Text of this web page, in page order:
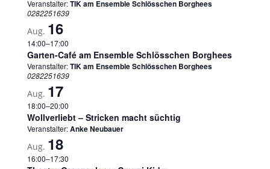
Veranstalter:TIK am Ensemble Schlösschen Borghees
0282251639
Aug. 16
14:00–17:00
Garten-Café am Ensemble Schlösschen Borghees
Veranstalter:TIK am Ensemble Schlösschen Borghees
0282251639
Aug. 17
18:00–20:00
Wollverliebt – Stricken macht süchtig
Veranstalter:Anke Neubauer
Aug. 18
16:00–17:30